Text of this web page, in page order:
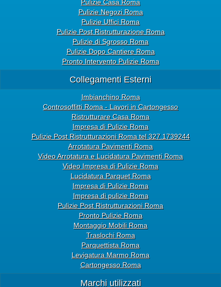
Pulizie Casa Roma
Pulizie Negozi Roma
Pulizie Uffici Roma
Pulizie Post Ristrutturazione Roma
Pulizie di Sgrosso Roma
Pulizie Dopo Cantiere Roma
Pronto Intervento Pulizie Roma
Collegamenti Esterni
Imbianchino Roma
Controsoffitti Roma - Lavori in Cartongesso
Ristrutturare Casa Roma
Impresa di Pulizie Roma
Pulizie Post Ristrutturazioni Roma tel 327.1739244
Arrotatura Pavimenti Roma
Video Arrotatura e Lucidatura Pavimenti Roma
Video Impresa di Pulizie Roma
Lucidatura Parquet Roma
Impresa di Pulizie Roma
Impresa di pulizie Roma
Pulizie Post Ristrutturazioni Roma
Pronto Pulizie Roma
Montaggio Mobili Roma
Traslochi Roma
Parquettista Roma
Levigatura Marmo Roma
Cartongesso Roma
Marchi utilizzati